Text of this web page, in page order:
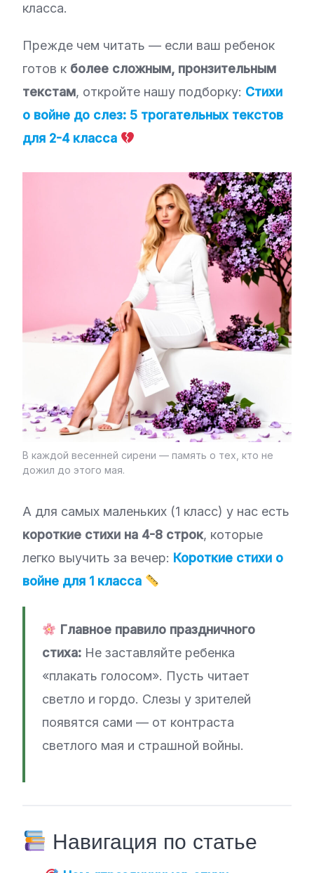
класса.
Прежде чем читать — если ваш ребенок
готов к более сложным, пронзительным
текстам, откройте нашу подборку: Стихи
о войне до слез: 5 трогательных текстов
для 2-4 класса
В каждой весенней сирени — память о тех, кто не
дожил до этого мая.
А для самых маленьких (1 класс) у нас есть
короткие стихи на 4-8 строк, которые
легко выучить за вечер: Короткие стихи о
войне для 1 класса
Главное правило праздничного
стиха: Не заставляйте ребенка
«плакать голосом». Пусть читает
светло и гордо. Слезы у зрителей
появятся сами — от контраста
светлого мая и страшной войны.
Навигация по статье